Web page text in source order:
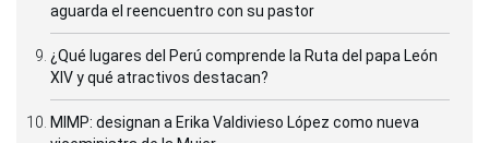
aguarda el reencuentro con su pastor
¿Qué lugares del Perú comprende la Ruta del papa León
XIV y qué atractivos destacan?
MIMP: designan a Erika Valdivieso López como nueva